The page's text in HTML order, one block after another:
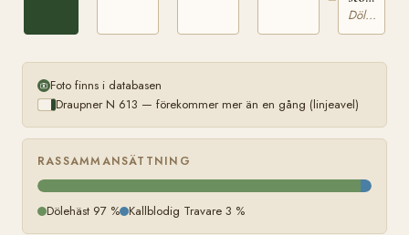
tillhörig
Dölehäst
Foto finns i databasen
Draupner N 613 — förekommer mer än en gång (linjeavel)
RASSAMMANSÄTTNING
Dölehäst 97 % Kallblodig Travare 3 %